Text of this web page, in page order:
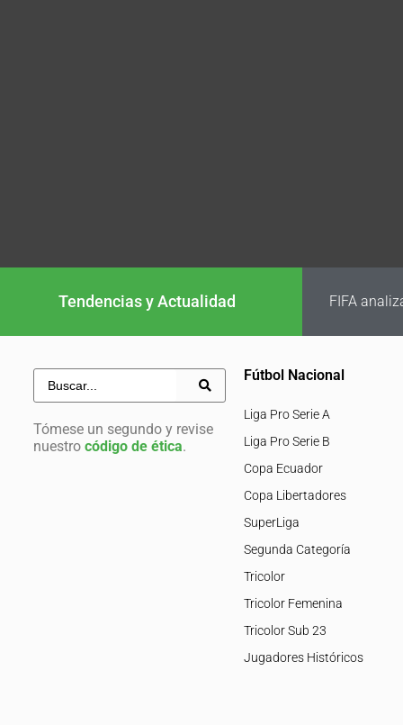
Tendencias y Actualidad FIFA
Tómese un segundo y revise
nuestro código de ética.
Fútbol Nacional
Liga Pro Serie A
Liga Pro Serie B
Copa Ecuador
Copa Libertadores
SuperLiga
Segunda Categoría
Tricolor
Tricolor Femenina
Tricolor Sub 23
Jugadores Históricos